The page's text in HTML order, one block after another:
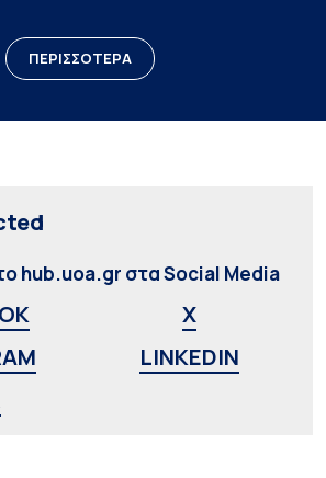
ΠΕΡΙΣΣΟΤΕΡΑ
hub.uoa.gr στα Social Media
X
LINKEDIN